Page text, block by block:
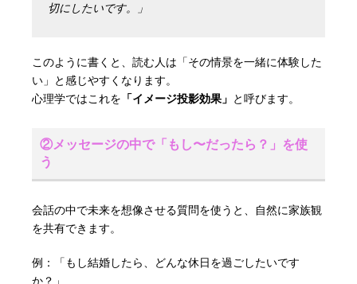
切にしたいです。」
このように書くと、読む人は「その情景を一緒に体験した
い」と感じやすくなります。
心理学ではこれを 「イメージ投影効果」 と呼びます。
②メッセージの中で「もし〜だったら？」を使
う
会話の中で未来を想像させる質問を使うと、自然に家族観
を共有できます。
例：「もし結婚したら、どんな休日を過ごしたいです
か？」